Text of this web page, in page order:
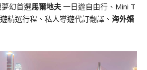
幻首選馬爾地夫 一日遊自由行、Mini T
精選行程、私人導遊代訂翻譯、 海外婚